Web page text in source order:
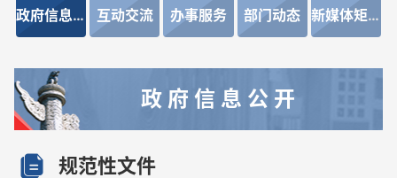
政府信息公开 互动交流 办事服务 部门动态 新媒体矩阵
政 府 信 息 公 开
规范性文件